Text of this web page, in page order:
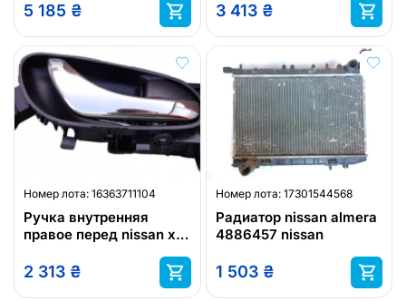
5 185 ₴ 3 413 ₴
Номер лота: 16363711104
Ручка внутренняя
правое перед nissan x
2 313 ₴
Номер лота: 17301544568
Радиатор nissan almera
4886457 nissan
1 503 ₴